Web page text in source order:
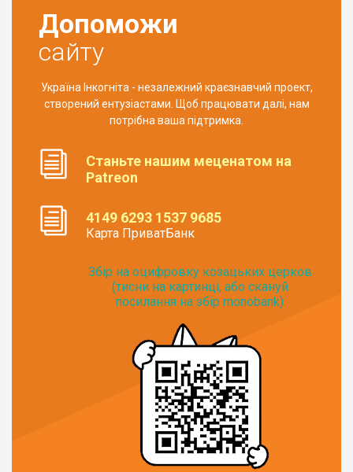
Допоможи
сайту
Україна Інкогніта - незалежний краєзнавчий проект,
створений ентузіастами. Щоб працювати далі, нам
потрібна ваша підтримка.
Станьте нашим меценатом на
Patreon
4149 6293 1537 9685
Карта ПриватБанк
Збір на оцифровку козацьких церков
(тисни на картинці, або скануй
посилання на збір monobank):